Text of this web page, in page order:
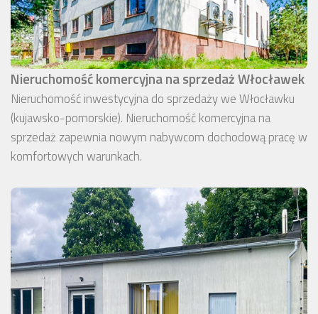
Nieruchomość komercyjna na sprzedaż Włocławek
Nieruchomość inwestycyjna do sprzedaży we Włocławku
(kujawsko-pomorskie). Nieruchomość komercyjna na
sprzedaż zapewnia nowym nabywcom dochodową pracę w
komfortowych warunkach.